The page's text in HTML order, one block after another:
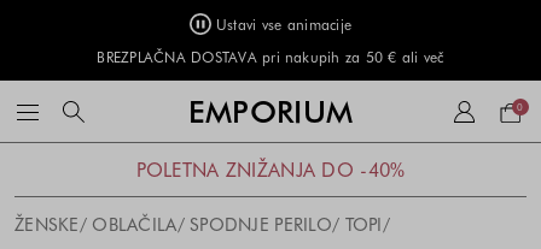
Ustavi vse animacije
BREZPLAČNA DOSTAVA pri nakupih za 50 € ali več
EMPORIUM 0
POLETNA ZNIŽANJA DO -40%
ŽENSKE OBLAČILA SPODNJE PERILO TOPI